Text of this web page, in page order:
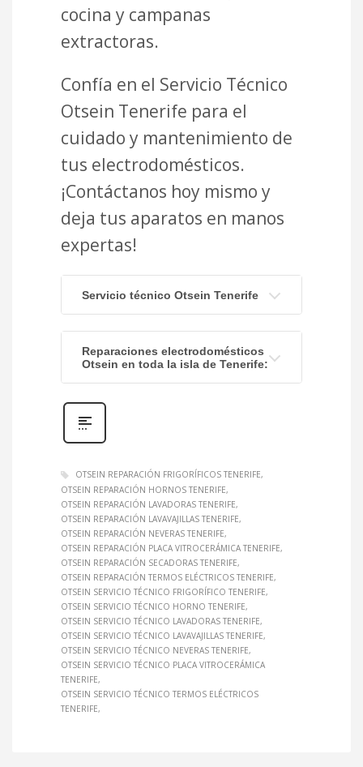
cocina y campanas
extractoras.
Confía en el Servicio Técnico
Otsein Tenerife para el
cuidado y mantenimiento de
tus electrodomésticos.
¡Contáctanos hoy mismo y
deja tus aparatos en manos
expertas!
Servicio técnico Otsein Tenerife
Reparaciones electrodomésticos
Otsein en toda la isla de Tenerife:
OTSEIN REPARACIÓN FRIGORÍFICOS TENERIFE
OTSEIN REPARACIÓN HORNOS TENERIFE
OTSEIN REPARACIÓN LAVADORAS TENERIFE
OTSEIN REPARACIÓN LAVAVAJILLAS TENERIFE
OTSEIN REPARACIÓN NEVERAS TENERIFE
OTSEIN REPARACIÓN PLACA VITROCERÁMICA TENERIFE
OTSEIN REPARACIÓN SECADORAS TENERIFE
OTSEIN REPARACIÓN TERMOS ELÉCTRICOS TENERIFE
OTSEIN SERVICIO TÉCNICO FRIGORÍFICO TENERIFE
OTSEIN SERVICIO TÉCNICO HORNO TENERIFE
OTSEIN SERVICIO TÉCNICO LAVADORAS TENERIFE
OTSEIN SERVICIO TÉCNICO LAVAVAJILLAS TENERIFE
OTSEIN SERVICIO TÉCNICO NEVERAS TENERIFE
OTSEIN SERVICIO TÉCNICO PLACA VITROCERÁMICA
TENERIFE
OTSEIN SERVICIO TÉCNICO TERMOS ELÉCTRICOS
TENERIFE